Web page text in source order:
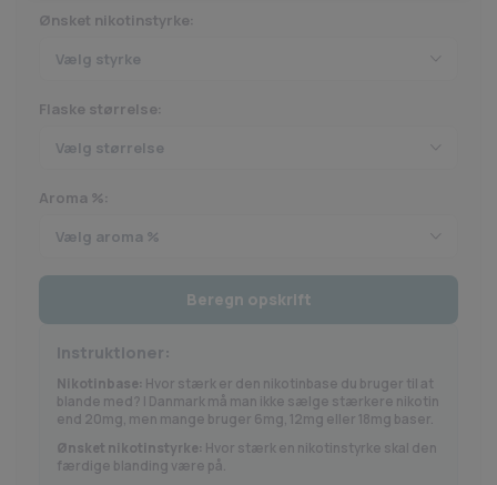
Ønsket nikotinstyrke:
Flaske størrelse:
Aroma %:
Beregn opskrift
Instruktioner:
Nikotinbase: Hvor stærk er den nikotinbase du bruger til at
blande med? I Danmark må man ikke sælge stærkere nikotin
end 20mg, men mange bruger 6mg, 12mg eller 18mg baser.
Ønsket nikotinstyrke: Hvor stærk en nikotinstyrke skal den
færdige blanding være på.